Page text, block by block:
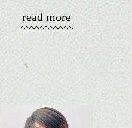
たファッションとも相性
す。髪質によってはかけ
なくていい箇所もありま
気になる方はぜひご相談
コンパクトなフォルムが
いろんなシーンに雰囲気
そんなショートカット。
read more